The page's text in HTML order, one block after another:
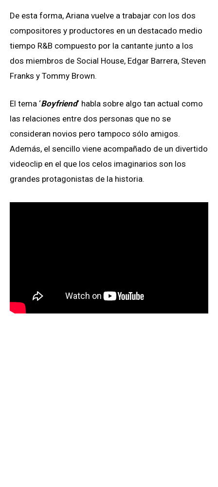
De esta forma, Ariana vuelve a trabajar con los dos
compositores y productores en un destacado medio
tiempo R&B compuesto por la cantante junto a los
dos miembros de Social House, Edgar Barrera, Steven
Franks y Tommy Brown.
El tema ‘Boyfriend‘ habla sobre algo tan actual como
las relaciones entre dos personas que no se
consideran novios pero tampoco sólo amigos.
Además, el sencillo viene acompañado de un divertido
videoclip en el que los celos imaginarios son los
grandes protagonistas de la historia.